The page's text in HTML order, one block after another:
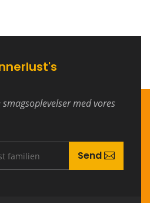
med vores
Send